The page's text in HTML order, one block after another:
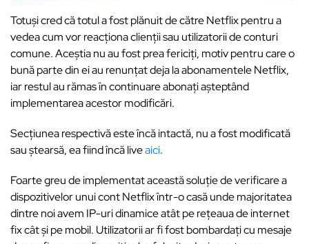
Totuși cred că totul a fost plănuit de către Netflix pentru a
vedea cum vor reacționa clienții sau utilizatorii de conturi
comune. Aceștia nu au fost prea fericiți, motiv pentru care o
bună parte din ei au renunțat deja la abonamentele Netflix,
iar restul au rămas în continuare abonați așteptând
implementarea acestor modificări.
Secțiunea respectivă este încă intactă, nu a fost modificată
sau ștearsă, ea fiind încă liveaici.
Foarte greu de implementat această soluție de verificare a
dispozitivelor unui cont Netflix într-o casă unde majoritatea
dintre noi avem IP-uri dinamice atât pe rețeaua de internet
fix cât și pe mobil. Utilizatorii ar fi fost bombardați cu mesaje